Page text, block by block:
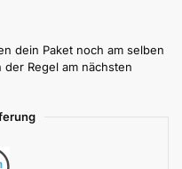
dein Paket noch am selben
der Regel am nächsten